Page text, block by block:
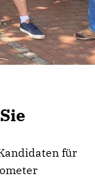
für